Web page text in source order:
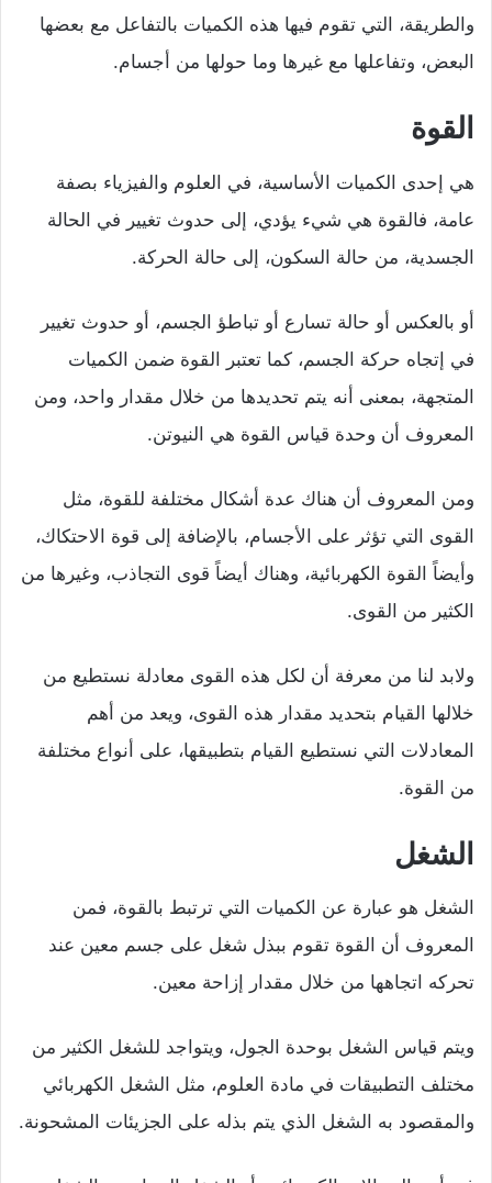
والطريقة، التي تقوم فيها هذه الكميات بالتفاعل مع بعضها
البعض، وتفاعلها مع غيرها وما حولها من أجسام.
القوة
هي إحدى الكميات الأساسية، في العلوم والفيزياء بصفة
عامة، فالقوة هي شيء يؤدي، إلى حدوث تغيير في الحالة
الجسدية، من حالة السكون، إلى حالة الحركة.
أو بالعكس أو حالة تسارع أو تباطؤ الجسم، أو حدوث تغيير
في إتجاه حركة الجسم، كما تعتبر القوة ضمن الكميات
المتجهة، بمعنى أنه يتم تحديدها من خلال مقدار واحد، ومن
المعروف أن وحدة قياس القوة هي النيوتن.
ومن المعروف أن هناك عدة أشكال مختلفة للقوة، مثل
القوى التي تؤثر على الأجسام، بالإضافة إلى قوة الاحتكاك،
وأيضاً القوة الكهربائية، وهناك أيضاً قوى التجاذب، وغيرها من
الكثير من القوى.
ولابد لنا من معرفة أن لكل هذه القوى معادلة نستطيع من
خلالها القيام بتحديد مقدار هذه القوى، ويعد من أهم
المعادلات التي نستطيع القيام بتطبيقها، على أنواع مختلفة
من القوة.
الشغل
الشغل هو عبارة عن الكميات التي ترتبط بالقوة، فمن
المعروف أن القوة تقوم ببذل شغل على جسم معين عند
تحركه اتجاهها من خلال مقدار إزاحة معين.
ويتم قياس الشغل بوحدة الجول، ويتواجد للشغل الكثير من
مختلف التطبيقات في مادة العلوم، مثل الشغل الكهربائي
والمقصود به الشغل الذي يتم بذله على الجزيئات المشحونة.